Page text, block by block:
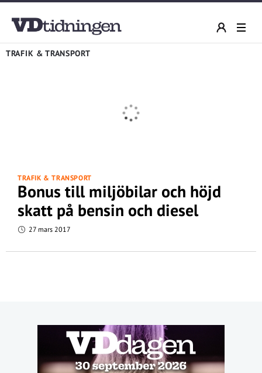
TRAFIK & TRANSPORT
TRAFIK & TRANSPORT
Bonus till miljöbilar och höjd
skatt på bensin och diesel
27 mars 2017